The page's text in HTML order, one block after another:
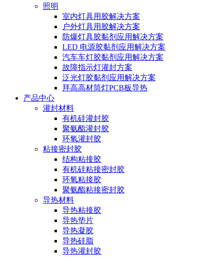
照明
室内灯具用胶解决方案
户外灯具用胶解决方案
防爆灯具胶黏剂应用解决方案
LED 电源胶黏剂应用解决方案
汽车车灯胶黏剂应用解决方案
故障指示灯灌封方案
泛光灯胶黏剂应用解决方案
拜高高材筒灯PCB板导热
产品中心
灌封材料
有机硅灌封胶
聚氨酯灌封胶
环氧灌封胶
粘接密封胶
结构粘接胶
有机硅粘接密封胶
环氧粘接胶
聚氨酯粘接密封胶
导热材料
导热粘接胶
导热垫片
导热凝胶
导热硅脂
导热灌封胶